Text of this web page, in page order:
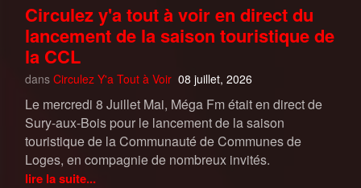
Circulez y'a tout à voir en direct du
lancement de la saison touristique de
la CCL
dans Circulez Y'a Tout à Voir 08 juillet, 2026
Le mercredi 8 Juillet Mai, Méga Fm était en direct de
Sury-aux-Bois pour le lancement de la saison
touristique de la Communauté de Communes de
Loges, en compagnie de nombreux invités.
lire la suite...